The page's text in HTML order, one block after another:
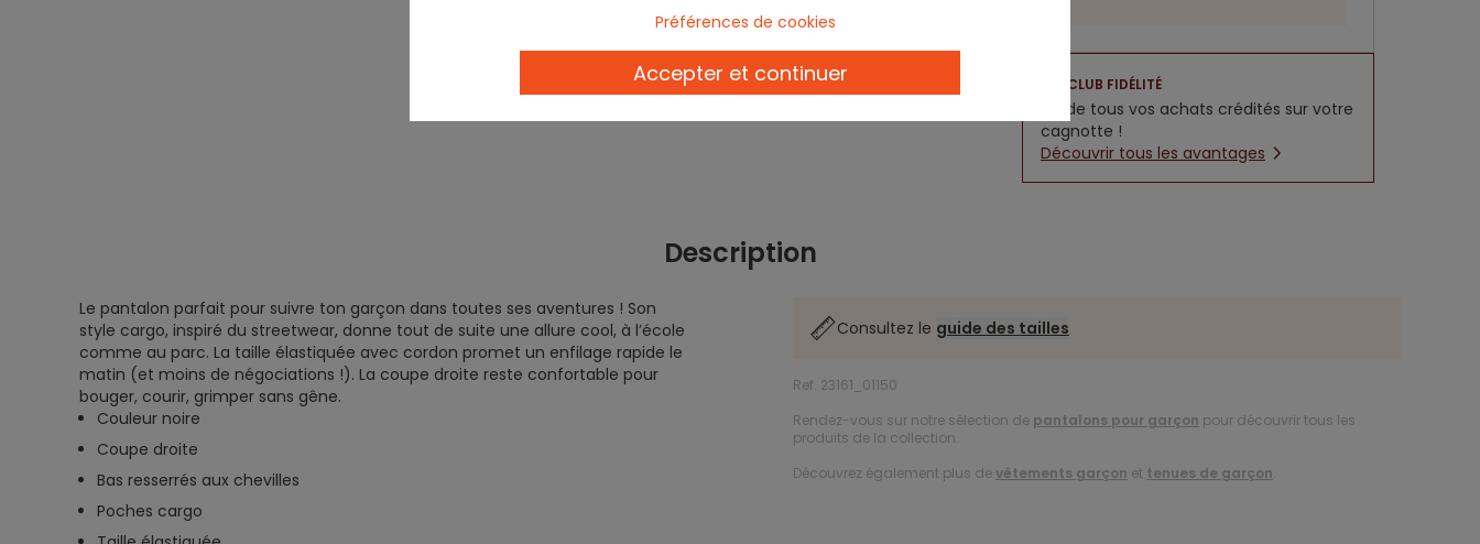
CLUB FIDÉLITÉ
5% de tous vos achats crédités sur votre
cagnotte !
Découvrir tous les avantages
Description
Le pantalon parfait pour suivre ton garçon dans toutes ses aventures ! Son
style cargo, inspiré du streetwear, donne tout de suite une allure cool, à l’école
comme au parc. La taille élastiquée avec cordon promet un enfilage rapide le
matin (et moins de négociations !). La coupe droite reste confortable pour
bouger, courir, grimper sans gêne.
Couleur noire
Coupe droite
Bas resserrés aux chevilles
Poches cargo
Consultez le guide des tailles
Ref. 23161_01150
Rendez-vous sur notre sélection de pantalons pour garçon pour découvrir tous les
produits de la collection.
Découvrez également plus devêtements garçon et tenues de garçon.
Préférences de cookies
Accepter et continuer